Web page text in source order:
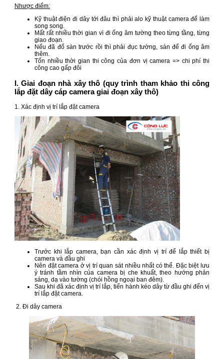
Nhược điểm:
Kỹ thuật điện đi dây tới đâu thì phải alo kỹ thuật camera để làm
song song.
Mất rất nhiều thời gian vì đi ống âm tường theo từng tầng, từng
giao đoạn.
Nếu đã đổ sàn trước rồi thì phải đục tường, sàn để đi ống âm
thêm.
Tốn nhiều thời gian thi công của đơn vị camera => chi phí thi
công cao gấp đôi
I. Giai đoạn nhà xây thô (quy trình tham khảo thi công
lắp đặt dây cáp camera giai đoạn xây thô)
1. Xác định vị trí lắp đặt camera
Trước khi lắp camera, bạn cần xác định vị trí để lắp thiết bị
camera và đầu ghi
Nên đặt camera ở vị trí quan sát nhiều nhất có thể. Đặc biệt lưu
ý tránh tầm nhìn của camera bị che khuất, theo hướng phản
sáng, dạ vào tường (chói hồng ngoại ban đêm).
Sau khi đã xác định vị trí lắp, tiến hành kéo dây từ đầu ghi đến vị
trí lắp đặt camera.
2. Đi dây camera